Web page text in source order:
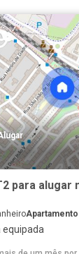
para alugar
Apartamento
equipada